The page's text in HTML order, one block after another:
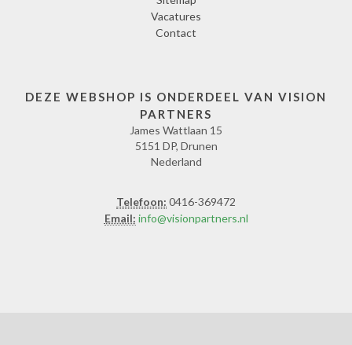
Vacatures
Contact
DEZE WEBSHOP IS ONDERDEEL VAN VISION
PARTNERS
James Wattlaan 15
5151 DP, Drunen
Nederland
Telefoon: 0416-369472
Email: info@visionpartners.nl